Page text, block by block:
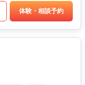
体験・相談予約